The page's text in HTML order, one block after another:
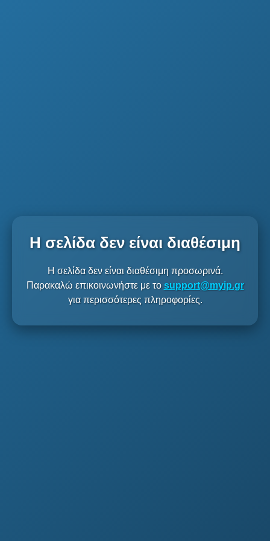
Η σελίδα δεν είναι διαθέσιμη
Η σελίδα δεν είναι διαθέσιμη προσωρινά.
Παρακαλώ επικοινωνήστε με το support@myip.gr
για περισσότερες πληροφορίες.